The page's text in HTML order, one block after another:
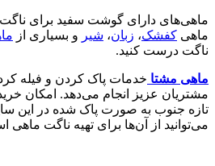
ماهی‌های دارای گوشت سفید برای ناگت
ماهی کفشک، زبان، شیر و بسیاری از
ناگت درست کنید.
ماهی مشتا خدمات پاک کردن و فیله
مشتریان عزیز انجام می‌دهد. امکان
تازه جنوب به صورت پاک شده در این
می‌توانید از آن‌ها برای تهیه ناگت ماهی